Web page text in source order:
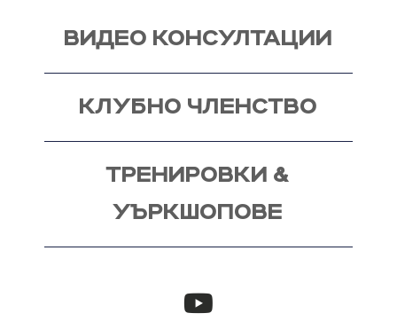
ВИДЕО КОНСУЛТАЦИИ
КЛУБНО ЧЛЕНСТВО
ТРЕНИРОВКИ &
УЪРКШОПОВЕ